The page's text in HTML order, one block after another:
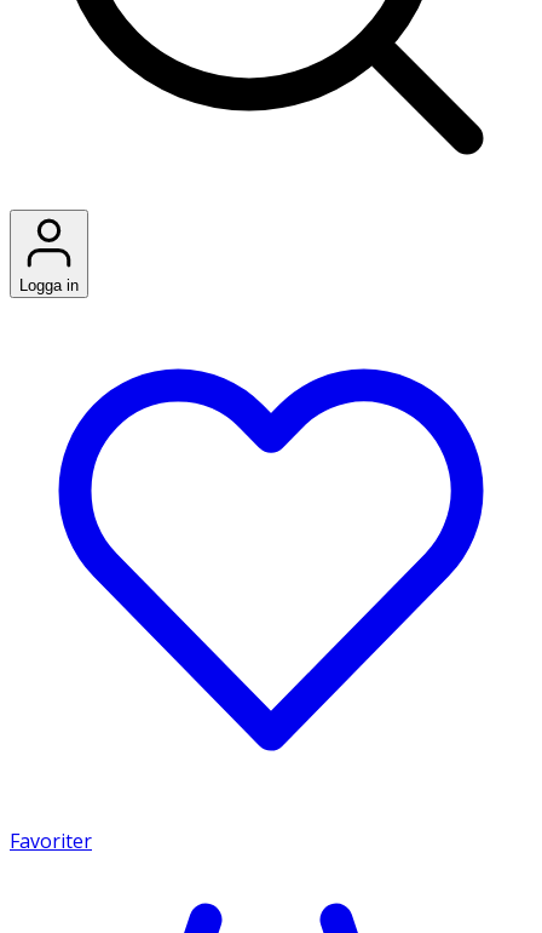
Logga in
Favoriter